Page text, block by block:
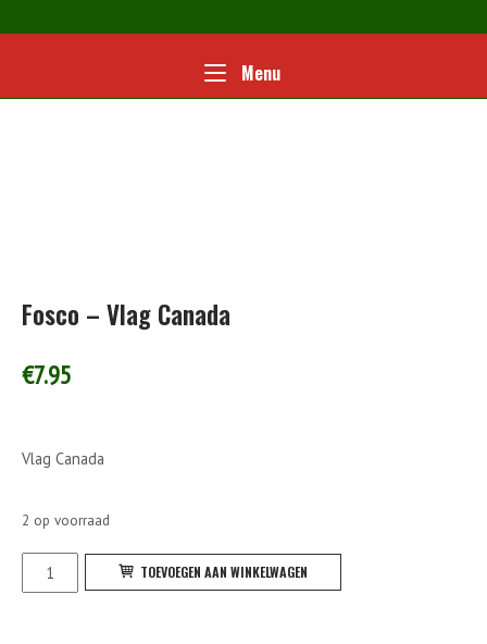
naar
Home
MenuMenu
Fosco – Vlag Canada
€7.95
Vlag Canada
2 op voorraad
Fosco
-
TOEVOEGEN AAN WINKELWAGEN